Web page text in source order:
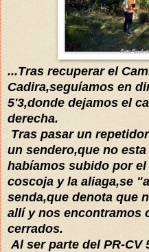
...Tras recuperar el
Cadira,seguíamos en
5'3,donde dejamos el
derecha.
Tras pasar un
un sendero,que no
habíamos subido por
coscoja y la aliaga,se
senda,que denota que
allí y nos encontramos
cerrados.
Al ser parte del PR-CV